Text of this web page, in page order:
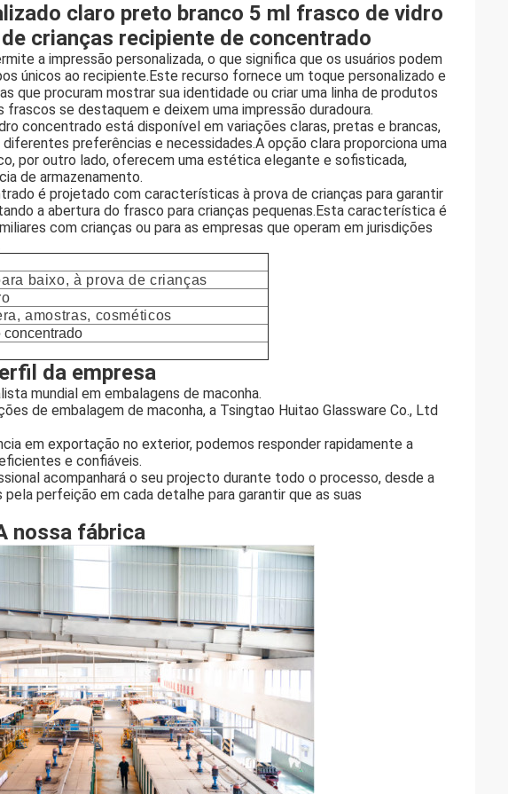
claro preto branco 5 ml frasco de vidro
crianças recipiente de concentrado
a impressão personalizada, o que significa que os usuários podem
únicos ao recipiente.Este recurso fornece um toque personalizado e
que procuram mostrar sua identidade ou criar uma linha de produtos
se destaquem e deixem uma impressão duradoura.
concentrado está disponível em variações claras, pretas e brancas,
preferências e necessidades.A opção clara proporciona uma
por outro lado, oferecem uma estética elegante e sofisticada,
de armazenamento.
é projetado com características à prova de crianças para garantir
a abertura do frasco para crianças pequenas.Esta característica é
com crianças ou para as empresas que operam em jurisdições
baixo, à prova de crianças
amostras, cosméticos
concentrado
da empresa
mundial em embalagens de maconha.
de embalagem de maconha, a Tsingtao Huitao Glassware Co., Ltd
em exportação no exterior, podemos responder rapidamente a
e confiáveis.
acompanhará o seu projecto durante todo o processo, desde a
perfeição em cada detalhe para garantir que as suas
nossa fábrica